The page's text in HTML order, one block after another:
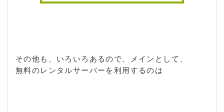
その他も、いろいろあるので、メインとして、
無料のレンタルサーバーを利用するのは